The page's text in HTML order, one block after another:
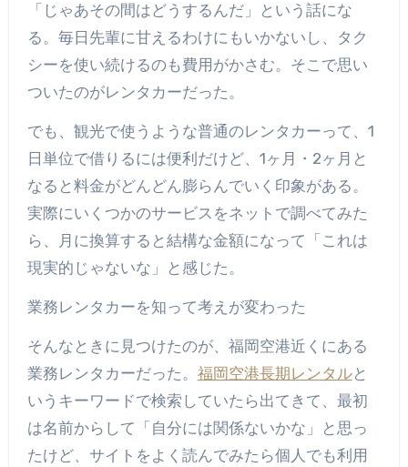
「じゃあその間はどうするんだ」という話にな
る。毎日先輩に甘えるわけにもいかないし、タク
シーを使い続けるのも費用がかさむ。そこで思い
ついたのがレンタカーだった。
でも、観光で使うような普通のレンタカーって、1
日単位で借りるには便利だけど、1ヶ月・2ヶ月と
なると料金がどんどん膨らんでいく印象がある。
実際にいくつかのサービスをネットで調べてみた
ら、月に換算すると結構な金額になって「これは
現実的じゃないな」と感じた。
業務レンタカーを知って考えが変わった
そんなときに見つけたのが、福岡空港近くにある
業務レンタカーだった。 福岡空港長期レンタルと
いうキーワードで検索していたら出てきて、最初
は名前からして「自分には関係ないかな」と思っ
たけど、サイトをよく読んでみたら個人でも利用